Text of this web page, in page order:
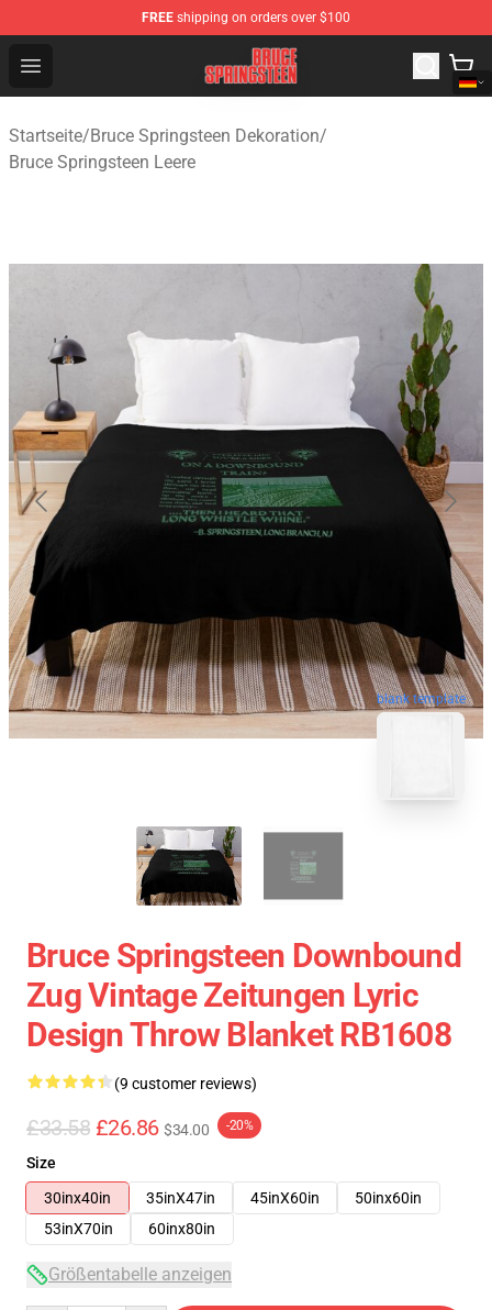
FREE shipping on orders over $100
Open menu
Bruce Springsteen Store - Official Bruce Springsteen
Startseite/Bruce Springsteen Dekoration/
Bruce Springsteen Leere
blank template
Bruce Springsteen Downbound
Zug Vintage Zeitungen Lyric
Design Throw Blanket RB1608
(9 customer reviews)
£33.58 £26.86 $34.00 -20%
Size
30inx40in
35inX47in 45inX60in
50inx60in
53inX70in
60inx80in
Größentabelle anzeigen